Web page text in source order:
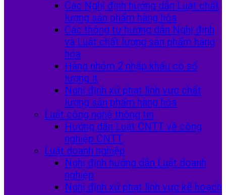
Các Nghị định hướng dẫn Luật chất
lượng sản phẩm hàng hóa
Các thông tư hướng dẫn Nghị định
và Luật chất lượng sản phẩm hàng
hóa
Hàng nhóm 2 nhập khẩu có số
lượng ít
Nghị định xử phạt lĩnh vực chất
lượng sản phẩm hàng hóa
Luật công nghệ thông tin
Hướng dẫn Luật CNTT về công
nghiệp CNTT
Luật doanh nghiệp
Nghị định hướng dẫn Luật doanh
nghiệp
Nghị định xử phạt lĩnh vực kế hoạch